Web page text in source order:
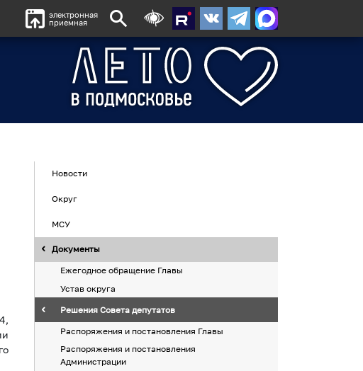
электронная
приемная
Новости
Округ
МСУ
Документы
Ежегодное обращение Главы
Устав округа
Решения Совета депутатов
Распоряжения и постановления Главы
Распоряжения и постановления
Администрации